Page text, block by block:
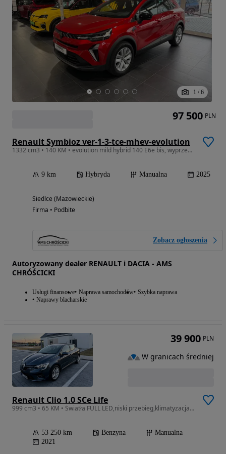
1 / 6
Renault Symbioz ver-1-3-tce-mhev-evolution
1332 cm3 • 140 KM • evolution mild hybrid 140 E6e bis, wyprzedaż rocznika
9 km Hybryda Manualna 2025
Siedlce (Mazowieckie)
Firma • Podbite
Zobacz ogłoszenia
Autoryzowany dealer RENAULT i DACIA - AMS
CHRÓŚCICKI
Usługi finansowe Naprawa samochodów Szybka naprawa
Naprawy blacharskie
97 500 PLN
Renault Clio 1.0 SCe Life
999 cm3 • 65 KM • Światła FULL LED,niski przebieg,klimatyzacja,isofix,Bluetooth,b.ładny
53 250 km Benzyna
Manualna
2021
39 900 PLN
W granicach średniej